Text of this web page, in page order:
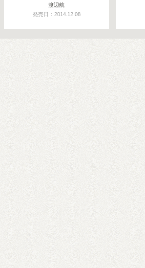
渡辺航
発売日：2014.12.08